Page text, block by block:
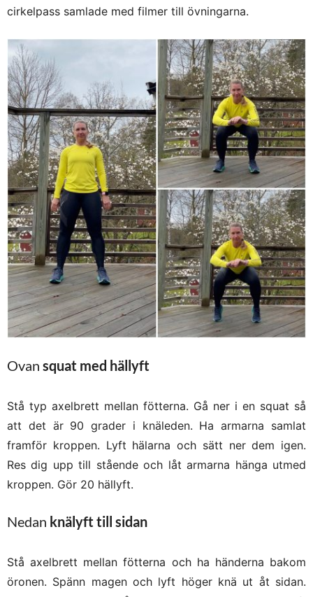
cirkelpass samlade med filmer till övningarna.
Ovan squat med hällyft
Stå typ axelbrett mellan fötterna. Gå ner i en squat så
att det är 90 grader i knäleden. Ha armarna samlat
framför kroppen. Lyft hälarna och sätt ner dem igen.
Res dig upp till stående och låt armarna hänga utmed
kroppen. Gör 20 hällyft.
Nedan knälyft till sidan
Stå axelbrett mellan fötterna och ha händerna bakom
öronen. Spänn magen och lyft höger knä ut åt sidan.